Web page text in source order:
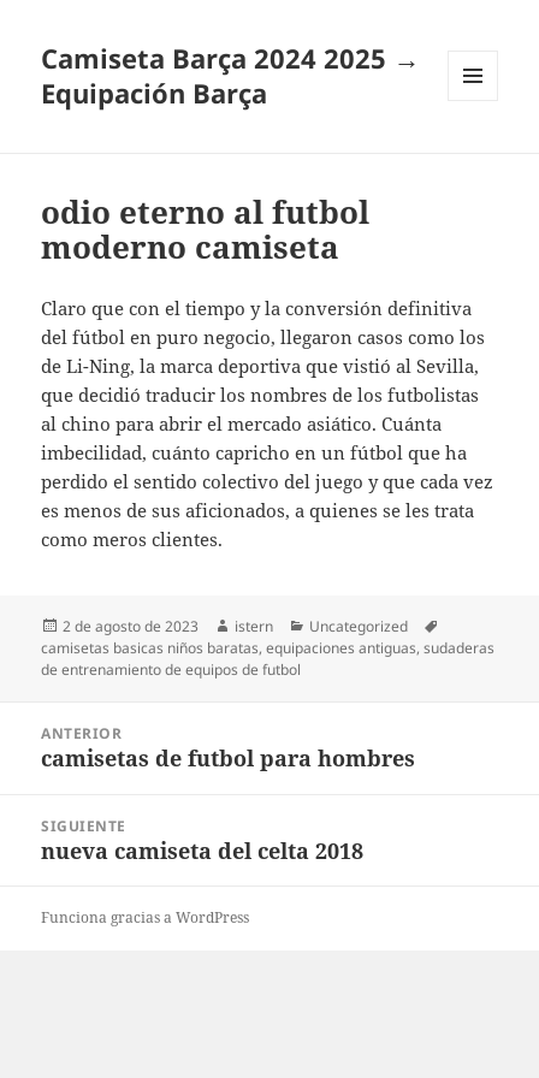
Camiseta Barça 2024 2025 →
Equipación Barça
odio eterno al futbol
moderno camiseta
Claro que con el tiempo y la conversión definitiva
del fútbol en puro negocio, llegaron casos como los
de Li-Ning, la marca deportiva que vistió al Sevilla,
que decidió traducir los nombres de los futbolistas
al chino para abrir el mercado asiático. Cuánta
imbecilidad, cuánto capricho en un fútbol que ha
perdido el sentido colectivo del juego y que cada vez
es menos de sus aficionados, a quienes se les trata
como meros clientes.
Publicado
el
2 de agosto de 2023 Autor
istern Categorías
Uncategorized
camisetas basicas niños baratas,equipaciones antiguas,sudaderas
de entrenamiento de equipos de futbol
entradas
ANTERIOR
Entrada
camisetas de futbol para hombres
SIGUIENTE
Entrada
nueva camiseta del celta 2018
Funciona gracias a WordPress